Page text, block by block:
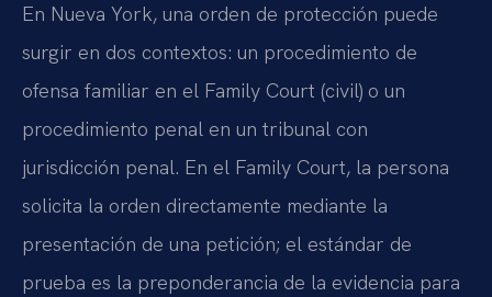
En Nueva York, una orden de protección puede
surgir en dos contextos: un procedimiento de
ofensa familiar en el Family Court (civil) o un
procedimiento penal en un tribunal con
jurisdicción penal. En el Family Court, la persona
solicita la orden directamente mediante la
presentación de una petición; el estándar de
prueba es la preponderancia de la evidencia para